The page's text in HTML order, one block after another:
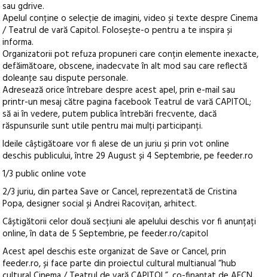
sau gdrive.
Apelul conține o selecție de imagini, video și texte despre Cinema
/ Teatrul de vară Capitol. Folosește-o pentru a te inspira și
informa.
Organizatorii pot refuza propuneri care conțin elemente inexacte,
defăimătoare, obscene, inadecvate în alt mod sau care reflectă
doleanţe sau dispute personale.
Adresează orice întrebare despre acest apel, prin e-mail sau
printr-un mesaj către pagina facebook Teatrul de vară CAPITOL;
să ai în vedere, putem publica întrebări frecvente, dacă
răspunsurile sunt utile pentru mai mulți participanți.
Ideile câștigătoare vor fi alese de un juriu și prin vot online
deschis publicului, între 29 August și 4 Septembrie, pe feeder.ro
1/3 public online vote
2/3 juriu, din partea Save or Cancel, reprezentată de Cristina
Popa, designer social și Andrei Racovițan, arhitect.
Câștigătorii celor două secțiuni ale apelului deschis vor fi anunțați
online, în data de 5 Septembrie, pe feeder.ro/capitol
Acest apel deschis este organizat de Save or Cancel, prin
feeder.ro, și face parte din proiectul cultural multianual “hub